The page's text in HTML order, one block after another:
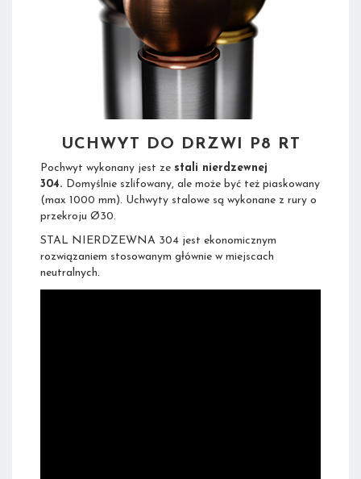
UCHWYT DO DRZWI P8 RT
Pochwyt wykonany jest ze stali nierdzewnej
304. Domyślnie szlifowany, ale może być też piaskowany
(max 1000 mm). Uchwyty stalowe są wykonane z rury o
przekroju Ø30.
STAL NIERDZEWNA 304 jest ekonomicznym
rozwiązaniem stosowanym głównie w miejscach
neutralnych.